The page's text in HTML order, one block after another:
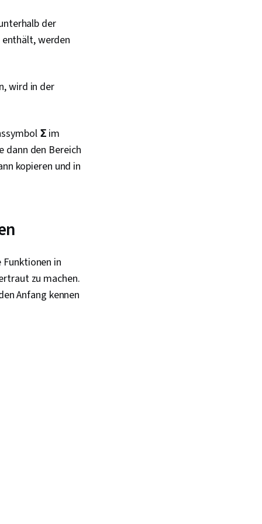
der
werden
wird in der
𝝨 im
dann den Bereich
kopieren und in
in
zu machen.
Anfang kennen